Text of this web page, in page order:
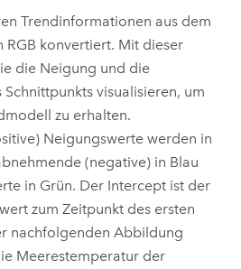
Trendinformationen aus dem
RGB konvertiert. Mit dieser
die Neigung und die
visualisieren, um
zu erhalten.
Neigungswerte werden in
(negative) in Blau
in Grün. Der Intercept ist der
zum Zeitpunkt des ersten
nachfolgenden Abbildung
Meerestemperatur der